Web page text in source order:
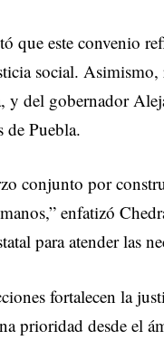
que este convenio
social.
y del gobernador
de Puebla.
conjunto por
enfatizó
para atender las
fortalecen la
prioridad desde el